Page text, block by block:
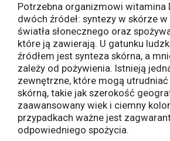
Potrzebna organizmowi witamina
dwóch źródeł: syntezy w skórze
światła słonecznego oraz
które ją zawierają. U gatunku
źródłem jest synteza skórna, a
zależy od pożywienia. Istnieją
zewnętrzne, które mogą
skórną, takie jak szerokość
zaawansowany wiek i ciemny
przypadkach ważne jest
odpowiedniego spożycia.